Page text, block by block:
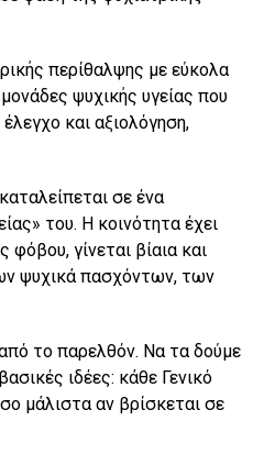
περίθαλψης με εύκολα
ψυχικής υγείας που
και αξιολόγηση,
σε ένα
του. Η κοινότητα έχει
γίνεται βίαια και
ψυχικά πασχόντων, των
το παρελθόν. Να τα δούμε
ιδέες: κάθε Γενικό
μάλιστα αν βρίσκεται σε